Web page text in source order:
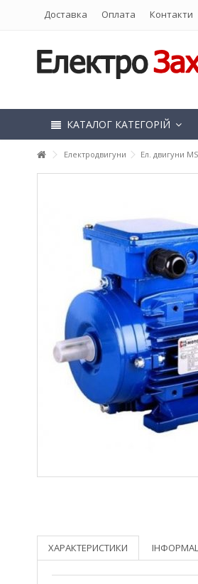
Доставка Оплата Контакти
КАТАЛОГ КАТЕГОРІЙ
Електродвигуни Ел. двигуни
ХАРАКТЕРИСТИКИ